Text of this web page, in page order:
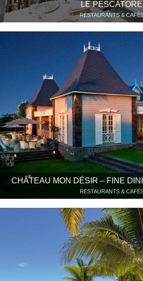
LE PESCATORE
RESTAURANTS &
CHÂTEAU MON DÉSIR – FINE
RESTAURANTS &